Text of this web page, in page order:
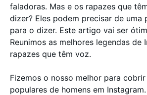
faladoras. Mas e os rapazes que
dizer? Eles podem precisar de uma
para o dizer. Este artigo vai ser
Reunimos as melhores legendas de
rapazes que têm voz.
Fizemos o nosso melhor para
populares de homens em